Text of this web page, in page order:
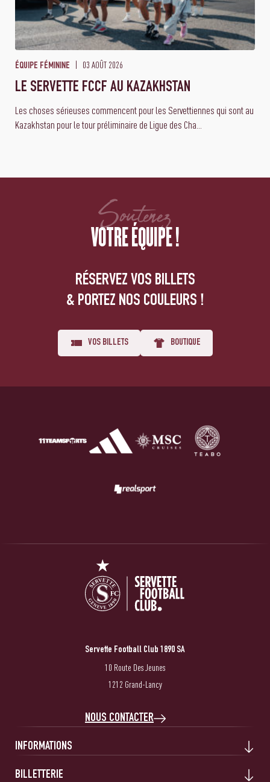
ÉQUIPE FÉMININE 03 AOÛT 2026
LE SERVETTE FCCF AU KAZAKHSTAN
Les choses sérieuses commencent pour les Servettiennes qui sont au
Kazakhstan pour le tour préliminaire de Ligue des Cha...
Soutenez
VOTRE ÉQUIPE !
RÉSERVEZ VOS BILLETS
& PORTEZ NOS COULEURS !
VOS BILLETS BOUTIQUE
Servette Football Club 1890 SA
10 Route Des Jeunes
1212 Grand-Lancy
NOUS CONTACTER
INFORMATIONS
BILLETTERIE